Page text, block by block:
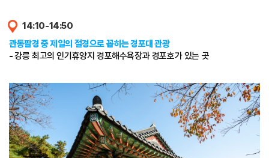
14:10-14:50
관동팔경 중 제일의 절경으로 꼽히는 경포대 관광
-강릉 최고의 인기휴양지 경포해수욕장과 경포호가 있는 곳